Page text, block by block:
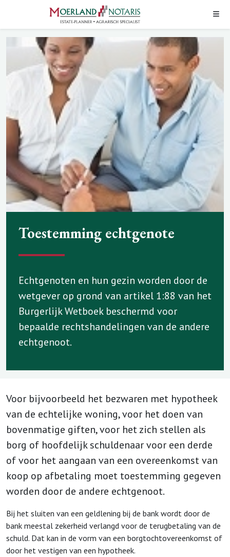
Toestemming echtgenote
Echtgenoten en hun gezin worden door de
wetgever op grond van artikel 1:88 van het
Burgerlijk Wetboek beschermd voor
bepaalde rechtshandelingen van de andere
echtgenoot.
Voor bijvoorbeeld het bezwaren met hypotheek
van de echtelijke woning, voor het doen van
bovenmatige giften, voor het zich stellen als
borg of hoofdelijk schuldenaar voor een derde
of voor het aangaan van een overeenkomst van
koop op afbetaling moet toestemming gegeven
worden door de andere echtgenoot.
Bij het sluiten van een geldlening bij de bank wordt door de
bank meestal zekerheid verlangd voor de terugbetaling van de
schuld. Dat kan in de vorm van een borgtochtovereenkomst of
door het vestigen van een hypotheek.